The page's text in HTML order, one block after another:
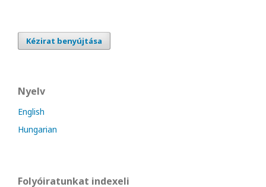
Kézirat benyújtása
Nyelv
English
Hungarian
Folyóiratunkat indexeli